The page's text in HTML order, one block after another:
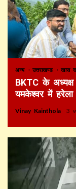
अन्य उत्तराखण्ड खास
BKTC के
यमकेश्वर में हरेला
Vinay Kainthola 3